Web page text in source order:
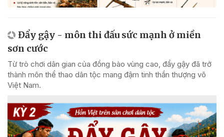
Đẩy gậy - môn thi đấu sức mạnh ở miền
sơn cước
Từ trò chơi dân gian của đồng bào vùng cao, đẩy gậy đã trở
thành môn thể thao dân tộc mang đậm tinh thần thượng võ
Việt Nam.